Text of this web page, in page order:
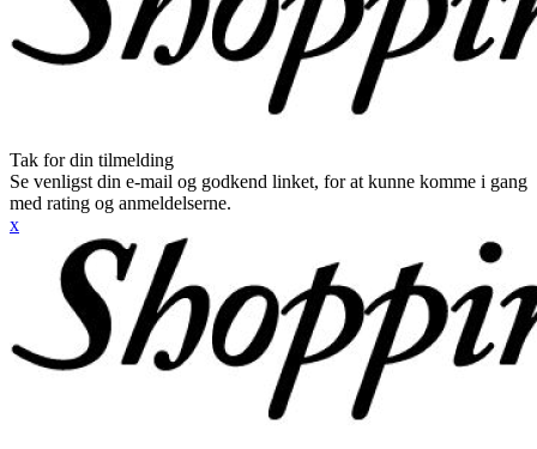
Tak for din tilmelding
Se venligst din e-mail og godkend linket, for at kunne komme i gang
med rating og anmeldelserne.
x